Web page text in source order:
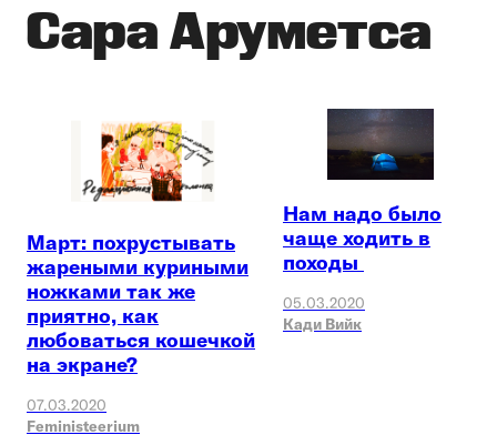
Сара Аруметса
Март: похрустывать
жареными куриными
ножками так же
приятно, как
любоваться кошечкой
на экране?
07.03.2020
Feministeerium
Нам надо было
чаще ходить в
походы
05.03.2020
Кади Вийк